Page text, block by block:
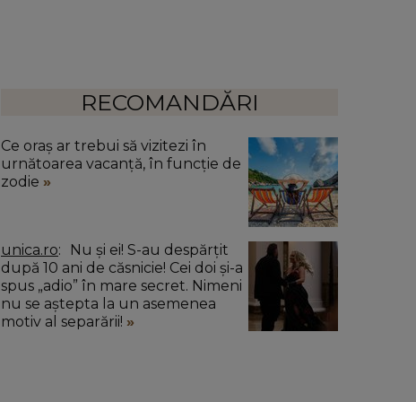
RECOMANDĂRI
Ce oraș ar trebui să vizitezi în
urnătoarea vacanță, în funcție de
zodie
unica.ro
după 10 ani de căsnicie! Cei doi și-a
spus „adio” în mare secret. Nimeni
nu se aștepta la un asemenea
motiv al separării!